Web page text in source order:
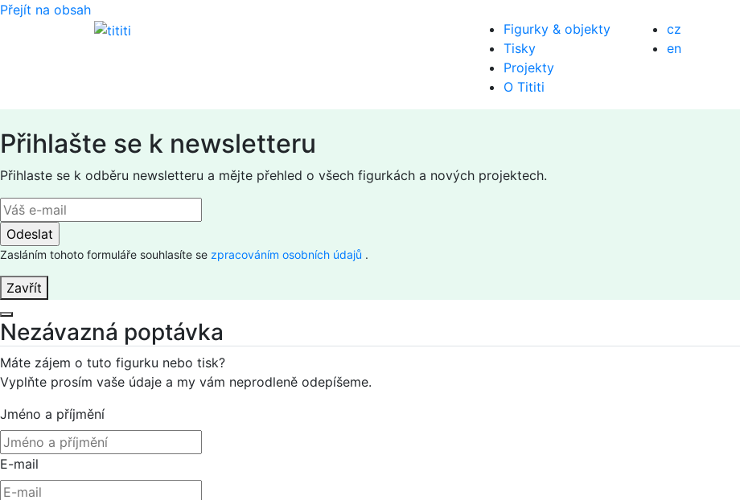
Přejít na obsah
Figurky & objekty
Tisky
Projekty
O Tititi
cz
en
Přihlašte se k newsletteru
Přihlaste se k odběru newsletteru a mějte přehled o všech figurkách a nových projektech.
Zasláním tohoto formuláře souhlasíte se zpracováním osobních údajů .
Zavřít
Nezávazná poptávka
Máte zájem o tuto figurku nebo tisk?
Vyplňte prosím vaše údaje a my vám neprodleně odepíšeme.
Jméno a příjmění
E-mail